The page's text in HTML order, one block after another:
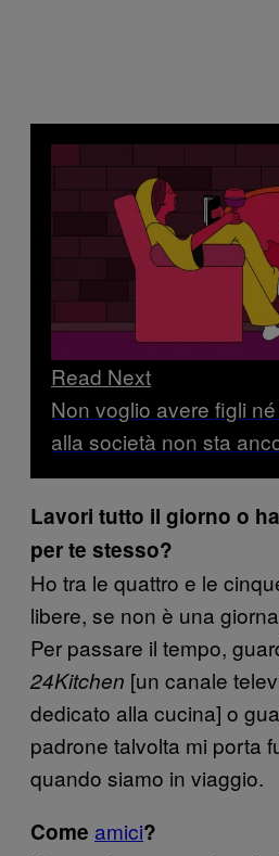
Read Next
Non voglio avere figli
alla società non sta
Lavori tutto il giorno o
per te stesso?
Ho tra le quattro e le
libere, se non è una
Per passare il tempo,
24Kitchen [un canale
dedicato alla cucina] o
padrone talvolta mi porta
quando siamo in viaggio.
Come amici?